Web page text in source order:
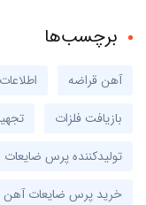
برچسب‌ها
آهن قراضه
بازیافت فلزات
تولیدکننده پرس ضایعات
خرید پرس ضایعات آهن